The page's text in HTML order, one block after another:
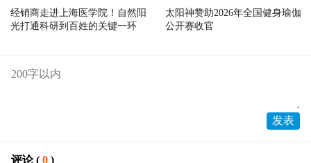
经销商走进上海医学院！自然阳
光打通科研到百姓的关键一环
太阳神赞助2026年全国健身瑜伽
公开赛收官
评论 ( 0 )